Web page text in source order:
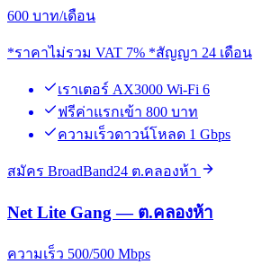
600 บาท/เดือน
*ราคาไม่รวม VAT 7% *สัญญา 24 เดือน
เราเตอร์ AX3000 Wi-Fi 6
ฟรีค่าแรกเข้า 800 บาท
ความเร็วดาวน์โหลด 1 Gbps
สมัคร BroadBand24 ต.คลองห้า
Net Lite Gang — ต.คลองห้า
ความเร็ว 500/500 Mbps